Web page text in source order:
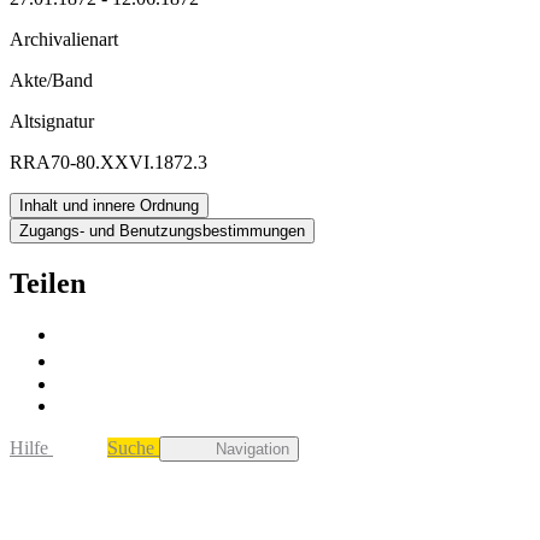
Archivalienart
Akte/Band
Altsignatur
RRA70-80.XXVI.1872.3
Inhalt und innere Ordnung
Zugangs- und Benutzungsbestimmungen
Teilen
Hilfe Suche Navigation